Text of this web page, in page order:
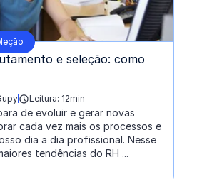
e seleção: como
Leitura: 12min
de evoluir e gerar novas
cada vez mais os processos e
dia a dia profissional. Nesse
tendências do RH ...